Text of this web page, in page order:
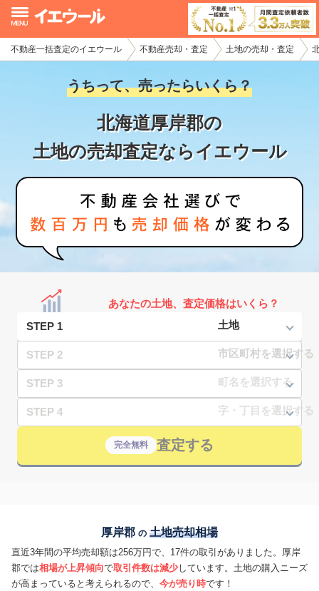
不動産一括査定のイエウール 不動産売却・査定 土地の売却・査定
うちって、売ったらいくら？
北海道厚岸郡の
土地の売却査定ならイエウール
あなたの土地、査定価格はいくら？
STEP 1
STEP 2
STEP 3
STEP 4
完全無料 査定する
厚岸郡 の 土地売却相場
直近3年間の平均売却額は256万円で、17件の取引がありました。厚岸
郡では相場が上昇傾向で取引件数は減少しています。土地の購入ニーズ
が高まっていると考えられるので、 今が売り時です！
イエウール加盟希望の不動産会社様
初めての方へ
不動産の売却・一括査定
家査定シミュレーター
お問い合わせ